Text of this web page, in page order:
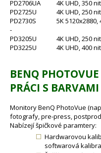
PD2706UA
4K UHD, 350 nit
PD2725U
4K UHD, 250 nit
PD2730S
5K 5120x2880,
-
PD3205U
4K UHD, 250 nit
PD3225U
4K UHD, 400 nit
BENQ
PRÁCI S BARVAMI
Monitory BenQ PhotoVue
fotografy, pre-press,
Nabízejí špičkové paramtery:
Hardwarovou
softwarová